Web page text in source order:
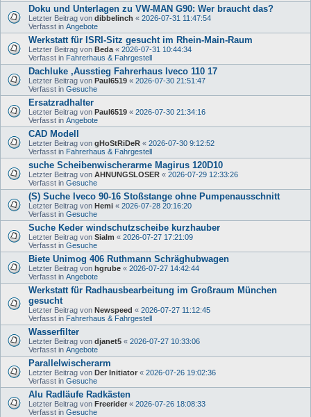
Doku und Unterlagen zu VW-MAN G90: Wer braucht das?
Letzter Beitrag von dibbelinch « 2026-07-31 11:47:54
Verfasst in Angebote
Werkstatt für ISRI-Sitz gesucht im Rhein-Main-Raum
Letzter Beitrag von Beda « 2026-07-31 10:44:34
Verfasst in Fahrerhaus & Fahrgestell
Dachluke ,Ausstieg Fahrerhaus Iveco 110 17
Letzter Beitrag von Paul6519 « 2026-07-30 21:51:47
Verfasst in Gesuche
Ersatzradhalter
Letzter Beitrag von Paul6519 « 2026-07-30 21:34:16
Verfasst in Angebote
CAD Modell
Letzter Beitrag von gHoStRiDeR « 2026-07-30 9:12:52
Verfasst in Fahrerhaus & Fahrgestell
suche Scheibenwischerarme Magirus 120D10
Letzter Beitrag von AHNUNGSLOSER « 2026-07-29 12:33:26
Verfasst in Gesuche
(S) Suche Iveco 90-16 Stoßstange ohne Pumpenausschnitt
Letzter Beitrag von Hemi « 2026-07-28 20:16:20
Verfasst in Gesuche
Suche Keder windschutzscheibe kurzhauber
Letzter Beitrag von Sialm « 2026-07-27 17:21:09
Verfasst in Gesuche
Biete Unimog 406 Ruthmann Schräghubwagen
Letzter Beitrag von hgrube « 2026-07-27 14:42:44
Verfasst in Angebote
Werkstatt für Radhausbearbeitung im Großraum München
gesucht
Letzter Beitrag von Newspeed « 2026-07-27 11:12:45
Verfasst in Fahrerhaus & Fahrgestell
Wasserfilter
Letzter Beitrag von djanet5 « 2026-07-27 10:33:06
Verfasst in Angebote
Parallelwischerarm
Letzter Beitrag von Der Initiator « 2026-07-26 19:02:36
Verfasst in Gesuche
Alu Radläufe Radkästen
Letzter Beitrag von Freerider « 2026-07-26 18:08:33
Verfasst in Gesuche